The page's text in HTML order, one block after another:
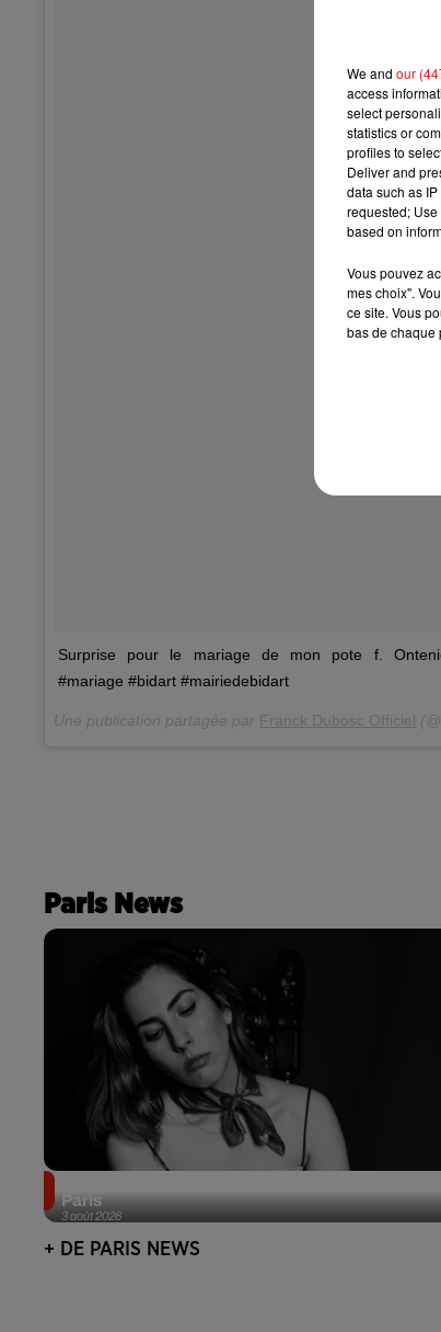
Surprise pour le mariage de mon pote f.
#mariage #bidart #mairiedebidart
Une publication partagée par Franck Dubosc Officiel
Paris News
3 août 2026
Paris
+ DE PARIS NEWS
We and our
access
select
statistics or
profiles to
Deliver and
data such as
requested;
based on
Vous pouvez
mes choix".
ce site. Vous
bas de chaque